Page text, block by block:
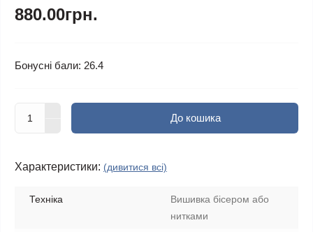
880.00грн.
Бонусні бали: 26.4
До кошика
Характеристики: (дивитися всі)
Техніка
Вишивка бісером або
нитками